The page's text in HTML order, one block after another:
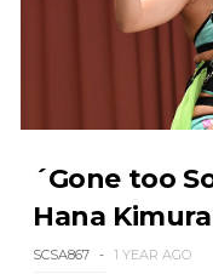
Drama no
de interromper
lesão grave no
Aug 07
WWE: Nikki Bella
sem Brie Bella
SCSA867- Aug 07 2026
´Gone too
Hana Kimura
SCSA867 1 YEAR AGO